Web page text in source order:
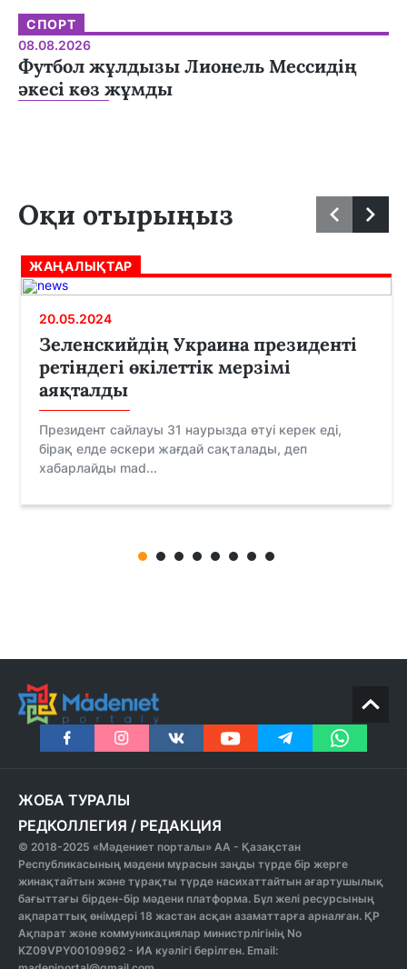
СПОРТ
08.08.2026
Футбол жұлдызы Лионель Мессидің
әкесі көз жұмды
Оқи отырыңыз
ЖАҢАЛЫҚТАР
20.05.2024
Зеленскийдің Украина президенті
ретіндегі өкілеттік мерзімі
аяқталды
Президент сайлауы 31 наурызда өтуі керек еді,
бірақ елде әскери жағдай сақталады, деп
хабарлайды mad...
ЖОБА ТУРАЛЫ
РЕДКОЛЛЕГИЯ / РЕДАКЦИЯ
© 2018-2025 «Мәдениет порталы» АА - Қазақстан
Республикасының мәдени мұрасын заңды түрде бір жерге
жинақтайтын және тұрақты түрде насихаттайтын ағартушылық
бағыттағы бірден-бір мәдени платформа. Бұл желі ресурсының
ақпараттық өнімдері 18 жастан асқан азаматтарға арналған. ҚР
Ақпарат және коммуникациялар министрлігінің No
KZ09VPY00109962 - ИА куәлігі берілген. Email: